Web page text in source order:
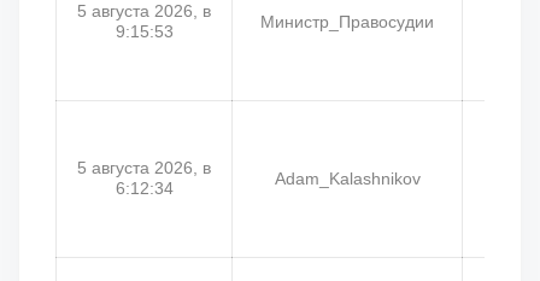
5 августа 2026, в
9:15:53
Министр_Правосудии
5 августа 2026, в
6:12:34
Adam_Kalashnikov